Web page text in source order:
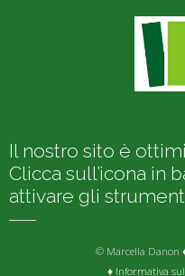
Il nostro sito è
Clicca sull’icona in
attivare gli
© Marcella Danon
♦ Informativa